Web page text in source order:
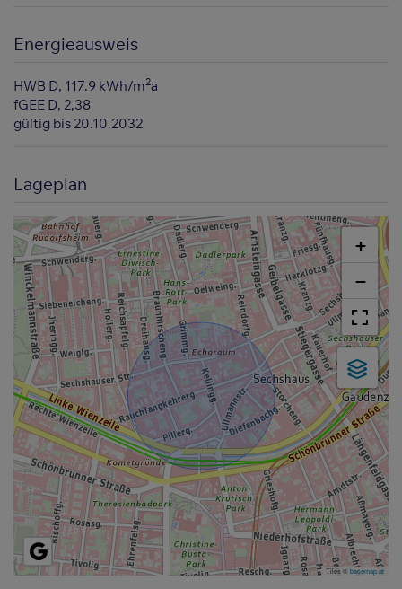
Energieausweis
HWB D, 117.9 kWh/m2a
fGEE D, 2,38
gültig bis 20.10.2032
Lageplan
+
−
Tiles ©basemap.at